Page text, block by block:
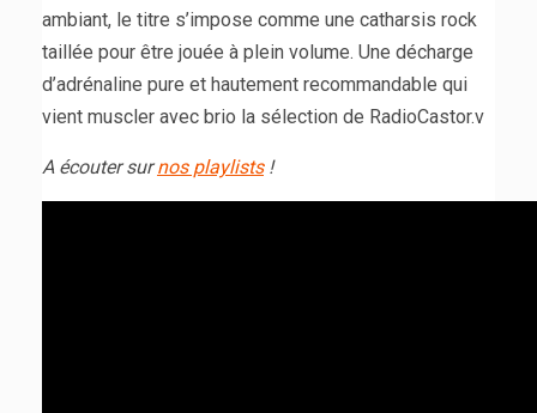
ambiant, le titre s’impose comme une catharsis rock
taillée pour être jouée à plein volume. Une décharge
d’adrénaline pure et hautement recommandable qui
vient muscler avec brio la sélection de RadioCastor.v
A écouter surnos playlists!